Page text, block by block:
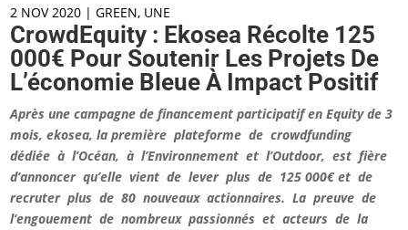
2 NOV 2020 |GREEN, UNE
CrowdEquity : Ekosea Récolte 125
000€ Pour Soutenir Les Projets De
L’économie Bleue À Impact Positif
Après une campagne de financement participatif en Equity de 3
mois, ekosea, la première plateforme de crowdfunding
dédiée à l’Océan, à l’Environnement et l’Outdoor, est fière
d’annoncer qu’elle vient de lever plus de 125 000€ et de
recruter plus de 80 nouveaux actionnaires. La preuve de
l’engouement de nombreux passionnés et acteurs de la